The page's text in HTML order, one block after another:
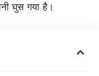
घुस गया है।